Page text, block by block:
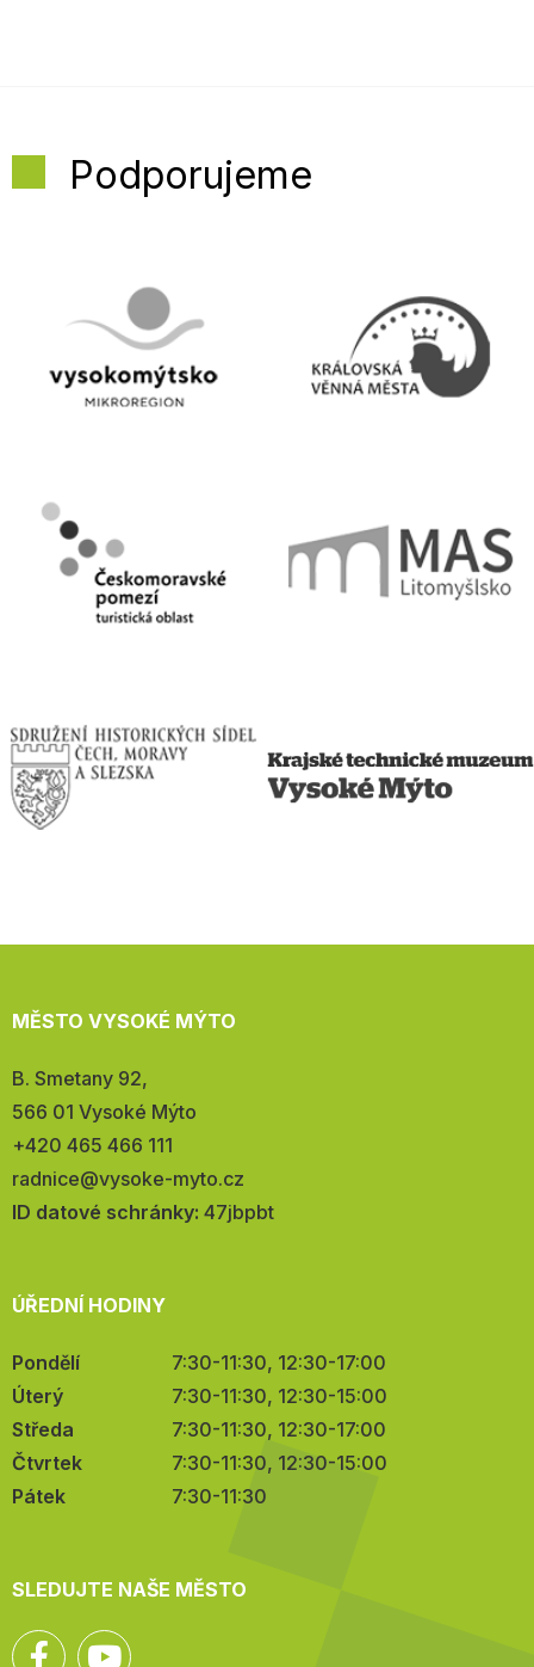
Podporujeme
MĚSTO VYSOKÉ MÝTO
Adresa:
B. Smetany 92,
566 01 Vysoké Mýto
Telefon:
+420 465 466 111
E-
mail:
radnice@vysoke-myto.cz
ID datové schránky: 47jbpbt
ÚŘEDNÍ HODINY
Pondělí
7:30-11:30, 12:30-17:00
Úterý
7:30-11:30, 12:30-15:00
Středa
7:30-11:30, 12:30-17:00
Čtvrtek
7:30-11:30, 12:30-15:00
Pátek
7:30-11:30
SLEDUJTE NAŠE MĚSTO
Facebook